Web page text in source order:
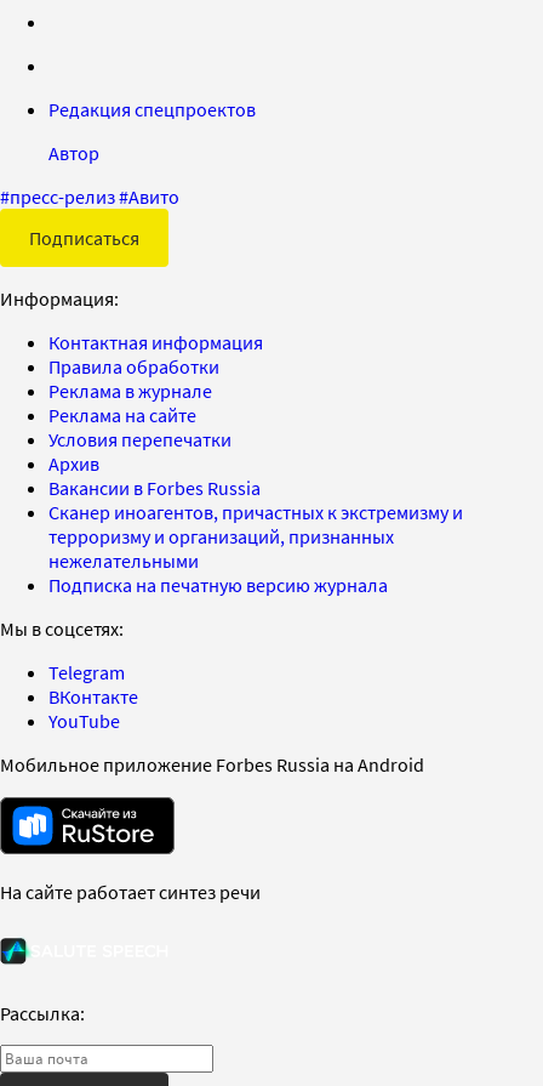
Редакция спецпроектов
Автор
#пресс-релиз#Авито
Подписаться
Информация:
Контактная информация
Правила обработки
Реклама в журнале
Реклама на сайте
Условия перепечатки
Архив
Вакансии в Forbes Russia
Сканер иноагентов, причастных к экстремизму и
терроризму и организаций, признанных
нежелательными
Подписка на печатную версию журнала
Мы в соцсетях:
Telegram
ВКонтакте
YouTube
Мобильное приложение Forbes Russia на Android
На сайте работает синтез речи
Рассылка: